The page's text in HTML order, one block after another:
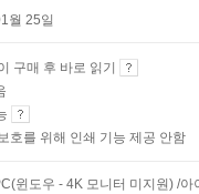
월 25일
구매 후 바로 읽기
호를 위해 인쇄 기능 제공 안함
윈도우 - 4K 모니터 미지원) /